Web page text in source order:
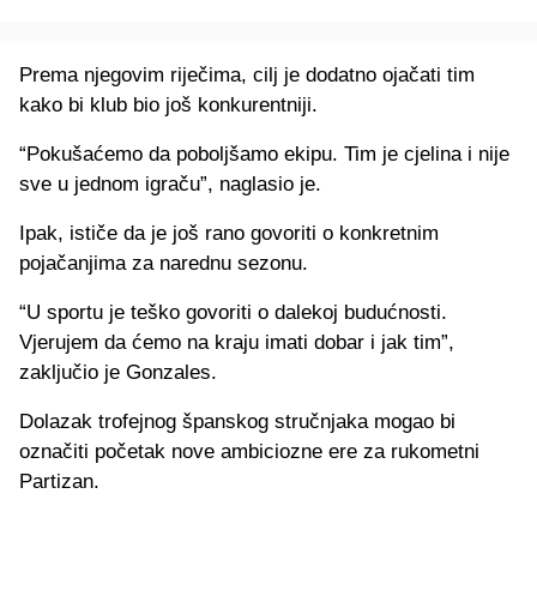
Prema njegovim riječima, cilj je dodatno ojačati tim
kako bi klub bio još konkurentniji.
“Pokušaćemo da poboljšamo ekipu. Tim je cjelina i nije
sve u jednom igraču”, naglasio je.
Ipak, ističe da je još rano govoriti o konkretnim
pojačanjima za narednu sezonu.
“U sportu je teško govoriti o dalekoj budućnosti.
Vjerujem da ćemo na kraju imati dobar i jak tim”,
zaključio je Gonzales.
Dolazak trofejnog španskog stručnjaka mogao bi
označiti početak nove ambiciozne ere za rukometni
Partizan.